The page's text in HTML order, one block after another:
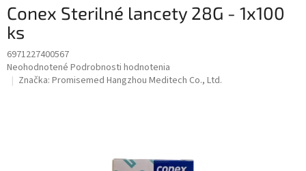
Conex Sterilné lancety 28G - 1x100
ks
6971227400567
Priemerné
hodnotenie
Neohodnotené Podrobnosti hodnotenia
Značka: Promisemed Hangzhou Meditech Co., Ltd.